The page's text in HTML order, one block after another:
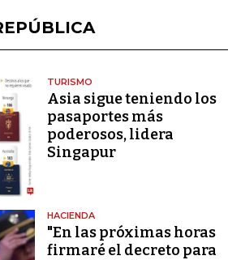
TURISMO
Asia sigue teniendo los
pasaportes más
poderosos, lidera
Singapur
HACIENDA
"En las próximas horas
firmaré el decreto para